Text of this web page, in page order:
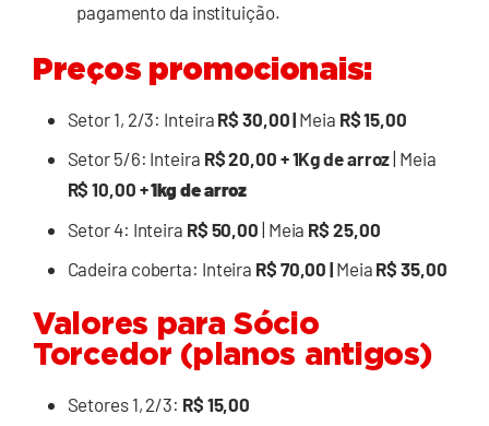
pagamento da instituição.
Preços promocionais:
Setor 1, 2/3: Inteira R$ 30,00 | Meia R$ 15,00
Setor 5/6: Inteira R$ 20,00 + 1Kg de arroz | Meia
R$ 10,00 +1kg de arroz
Setor 4: Inteira R$ 50,00 | Meia R$ 25,00
Cadeira coberta: Inteira R$ 70,00 | Meia R$ 35,00
Valores para Sócio
Torcedor (planos antigos)
Setores 1, 2/3: R$ 15,00